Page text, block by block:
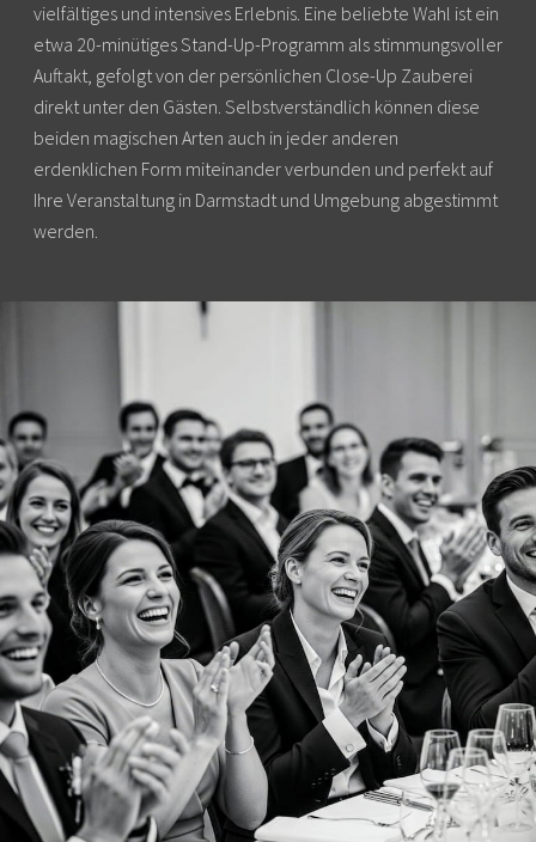
vielfältiges und intensives Erlebnis. Eine beliebte Wahl ist ein
etwa 20-minütiges Stand-Up-Programm als stimmungsvoller
Auftakt, gefolgt von der persönlichen Close-Up Zauberei
direkt unter den Gästen. Selbstverständlich können diese
beiden magischen Arten auch in jeder anderen
erdenklichen Form miteinander verbunden und perfekt auf
Ihre Veranstaltung in Darmstadt und Umgebung abgestimmt
werden.